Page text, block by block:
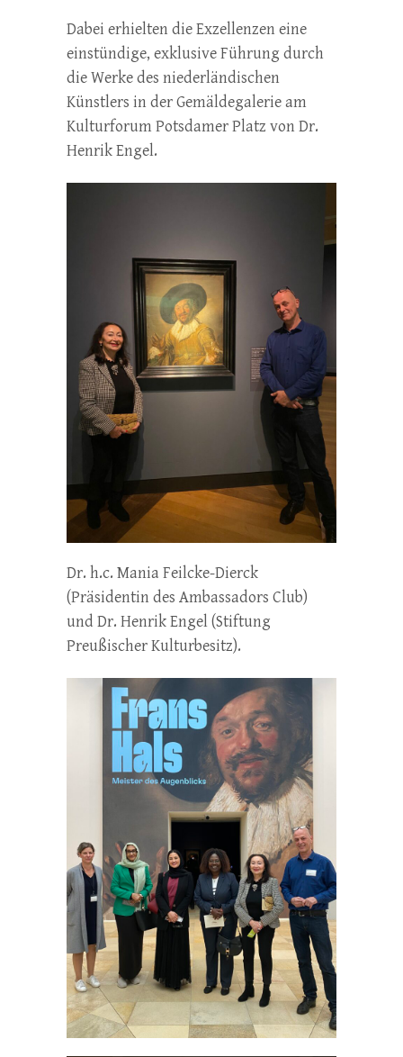
Dabei erhielten die Exzellenzen eine
einstündige, exklusive Führung durch
die Werke des niederländischen
Künstlers in der Gemäldegalerie am
Kulturforum Potsdamer Platz von Dr.
Henrik Engel.
Dr. h.c. Mania Feilcke-Dierck
(Präsidentin des Ambassadors Club)
und Dr. Henrik Engel (Stiftung
Preußischer Kulturbesitz).